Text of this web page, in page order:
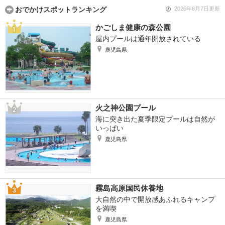
おでかけスポットランキング 2026年8月7日更新
かごしま健康の森公園
屋内プールは通年開放されている
鹿児島県
火之神公園プール
海に突き出た夏季限定プールは自然が
いっぱい
鹿児島県
霧島高原国民休養地
大自然の中で開放感あふれるキャンプ
を満喫
鹿児島県